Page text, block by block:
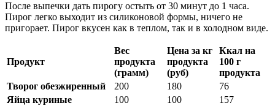
После выпечки дать пирогу остыть от 30 минут до 1 часа.
Пирог легко выходит из силиконовой формы, ничего не
пригорает. Пирог вкусен как в теплом, так и в холодном виде.
Продукт
Вес
продукта
(грамм)
Цена за кг
продукта
(руб)
Ккал на
100 г
продукта
Творог обезжиренный
200 180
76
Яйца куриные
100 100
157